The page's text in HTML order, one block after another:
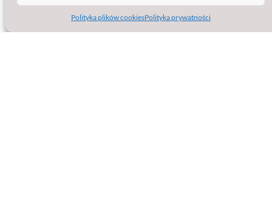
Polityka plików cookiesPolityka prywatności